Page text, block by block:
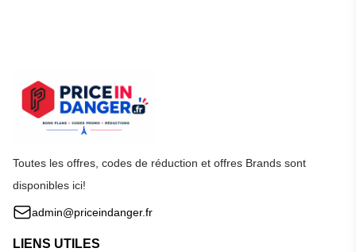
Toutes les offres, codes de réduction et offres Brands sont
disponibles ici!
admin@priceindanger.fr
LIENS UTILES